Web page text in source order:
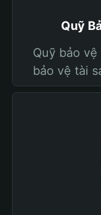
Quỹ
Quỹ bảo
bảo vệ tài